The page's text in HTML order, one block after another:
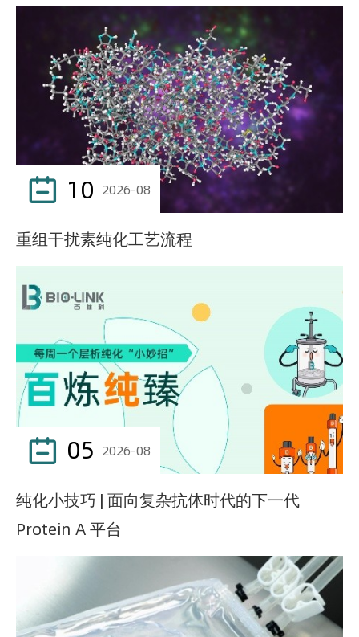
 10 2026-08
重组干扰素纯化工艺流程
 05 2026-08
纯化小技巧 | 面向复杂抗体时代的下一代
Protein A 平台